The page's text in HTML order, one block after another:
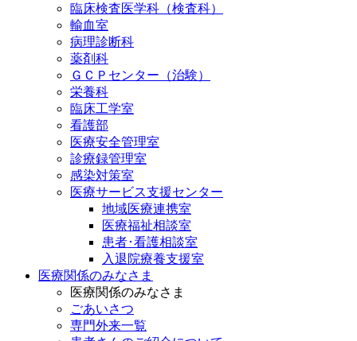
臨床検査医学科（検査科）
輸血室
病理診断科
薬剤科
ＧＣＰセンター（治験）
栄養科
臨床工学室
看護部
医療安全管理室
診療録管理室
感染対策室
医療サービス支援センター
地域医療連携室
医療福祉相談室
患者･看護相談室
入退院療養支援室
医療関係のみなさま
医療関係のみなさま
ごあいさつ
専門外来一覧